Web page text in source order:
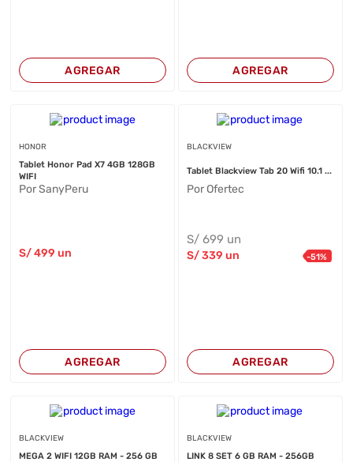
AGREGAR AGREGAR
HONOR
Tablet Honor Pad X7 4GB 128GB
WIFI
Por SanyPeru
S/499 un
AGREGAR
BLACKVIEW
Tablet Blackview Tab 20 Wifi 10.1 ...
Por Ofertec
S/ 699 un
S/339 un -51%
AGREGAR
BLACKVIEW
MEGA 2 WIFI 12GB RAM - 256 GB
BLACKVIEW
LINK 8 SET 6 GB RAM - 256GB